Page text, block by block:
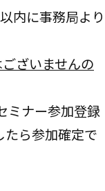
内に事務局より
ざいませんの
ミナー参加登録
ら参加確定で